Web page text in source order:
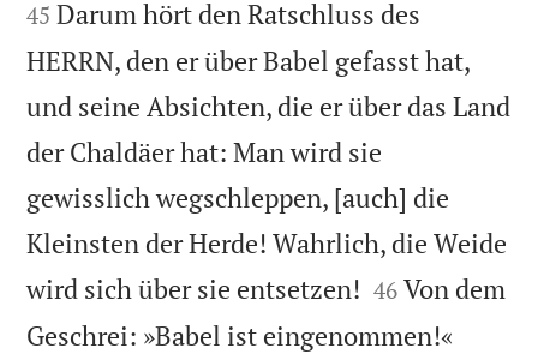
45 Darum hört den Ratschluss des
HERRN, den er über Babel gefasst hat,
und seine Absichten, die er über das Land
der Chaldäer hat: Man wird sie
gewisslich wegschleppen, [auch] die
Kleinsten der Herde! Wahrlich, die Weide
wird sich über sie entsetzen! 

46 Von dem
Geschrei: »Babel ist eingenommen!«